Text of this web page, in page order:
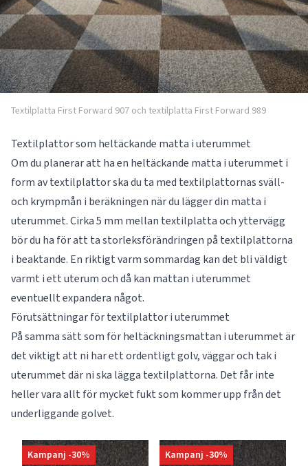
Textilplatta First Forward 907 och textilplatta First Forward 989
Textilplattor som heltäckande matta i uterummet
Om du planerar att ha en heltäckande matta i uterummet i
form av textilplattor ska du ta med textilplattornas sväll-
och krympmån i beräkningen när du lägger din matta i
uterummet. Cirka 5 mm mellan textilplatta och yttervägg
bör du ha för att ta storleksförändringen på textilplattorna
i beaktande. En riktigt varm sommardag kan det bli väldigt
varmt i ett uterum och då kan mattan i uterummet
eventuellt expandera något.
Förutsättningar för textilplattor i uterummet
På samma sätt som för heltäckningsmattan i uterummet är
det viktigt att ni har ett ordentligt golv, väggar och tak i
uterummet där ni ska lägga textilplattorna. Det får inte
heller vara allt för mycket fukt som kommer upp från det
underliggande golvet.
Kampanj -30% Kampanj -30%